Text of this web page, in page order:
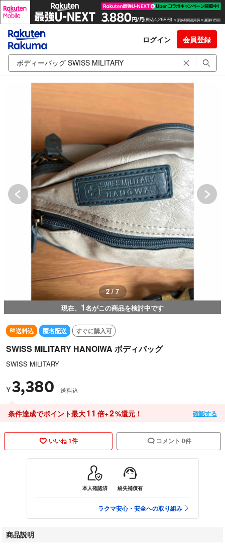
ログイン 会員登録
2 / 7
現在、 1名がこの商品を検討中です
送料込 匿名配送 すぐに購入可
SWISS MILITARY HANOIWA ボディバッグ
SWISS MILITARY
¥3,380 送料込
条件達成でポイント最大11 倍+2%還元！ 確認する
いいね 1件 コメント 0件
本人確認済 紛失補償有
ラクマ安心・安全への取り組み
商品説明